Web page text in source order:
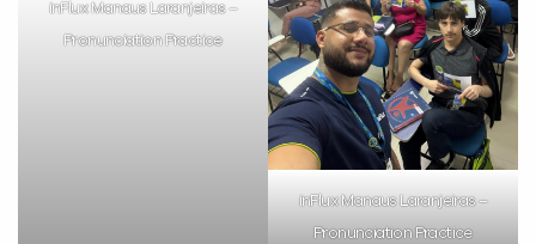
inFlux Manaus Laranjeiras –
Pronunciation Practice
inFlux Manaus Laranjeiras –
Pronunciation Practice